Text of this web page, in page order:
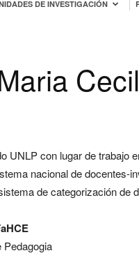
DE INVESTIGACIÓN
UNLP con lugar de trabajo
nacional de docentes-
de categorización de
Pedagogia